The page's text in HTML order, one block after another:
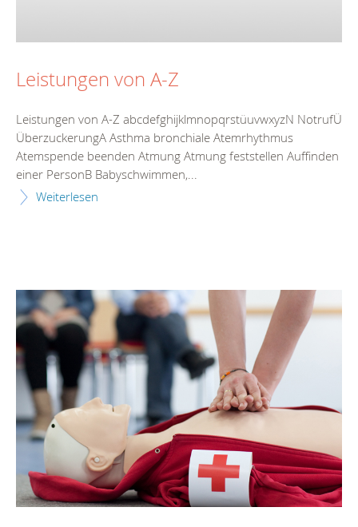
Leistungen von A-Z
Leistungen von A-Z abcdefghijklmnopqrstüuvwxyzN NotrufÜ
ÜberzuckerungA Asthma bronchiale Atemrhythmus
Atemspende beenden Atmung Atmung feststellen Auffinden
einer PersonB Babyschwimmen,...
Weiterlesen